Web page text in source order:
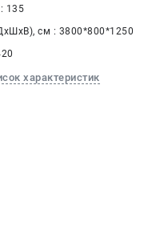
: 135
см : 3800*800*1250
характеристик